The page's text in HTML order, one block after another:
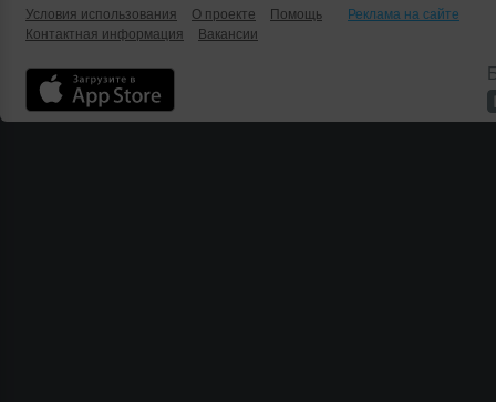
Условия использования
О проекте Помощь
Реклама на сайте
Контактная информация
Вакансии